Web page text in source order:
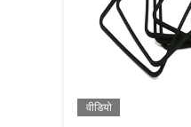
वीडियो